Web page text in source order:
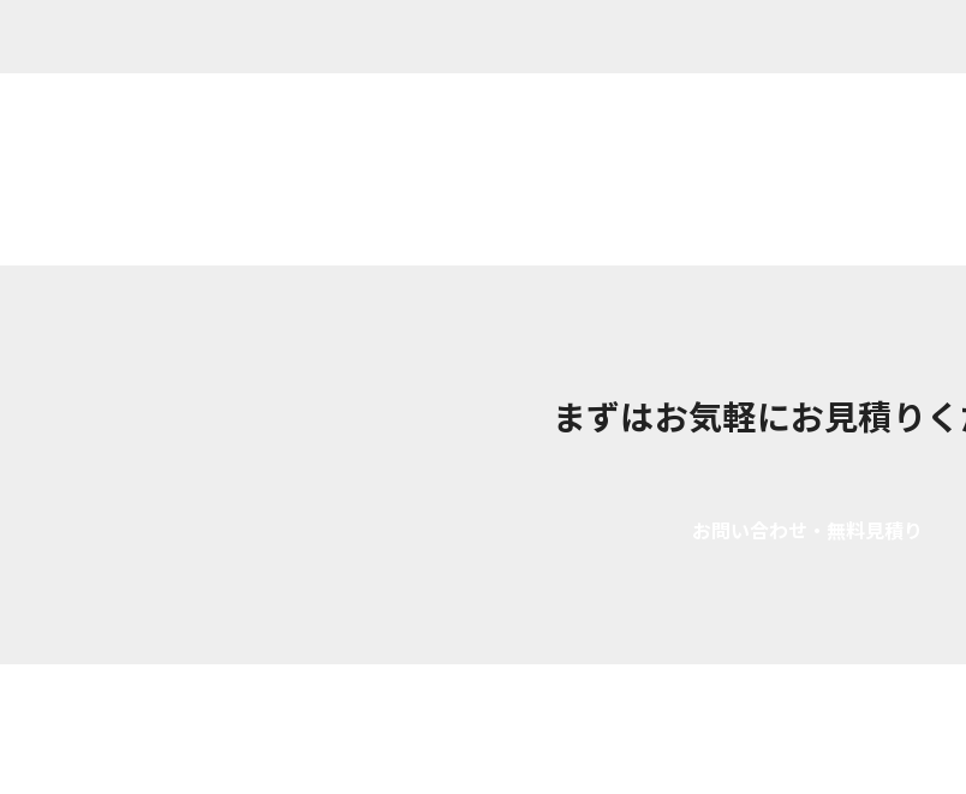
まずはお気軽にお見積り